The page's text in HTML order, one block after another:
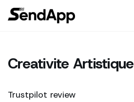
Creativite Artistique
Trustpilot review